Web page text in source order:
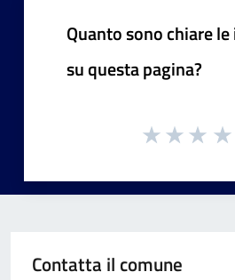
Quanto sono chiare
su questa pagina?
Contatta il comune